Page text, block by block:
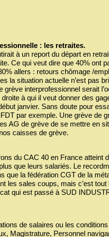
: les retraites.
à un report du départ en
Ce qui veut dire que 40% ont
allers : retours chômage /
la situation actuelle n’est pas
grève interprofessionnel serait
à qui il veut donner des
janvier. Sans doute pour
par exemple. Une grève de
AG de grève de se mettre en
caisses de grève.
du CAC 40 en France atteint
que leurs salariés. Le
que la fédération CGT de la
les sales coups, mais c’est tout
qui est passé à SUD
de salaires ou les
Magistrature, Personnel